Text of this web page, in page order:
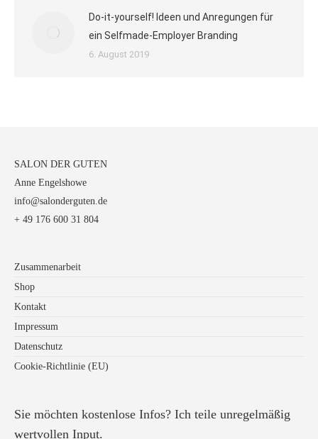
Do-it-yourself! Ideen und Anregungen für
ein Selfmade-Employer Branding
6. August 2019
SALON DER GUTEN
Anne Engelshowe
info@salonderguten.de
+ 49 176 600 31 804
Zusammenarbeit
Shop
Kontakt
Impressum
Datenschutz
Cookie-Richtlinie (EU)
Sie möchten kostenlose Infos? Ich teile unregelmäßig
wertvollen Input.